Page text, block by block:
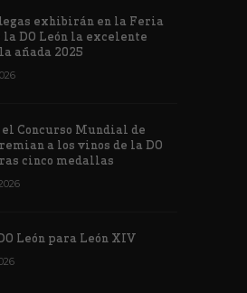
XIV
exhibirán en la Feria
la DO León la excelente
añada 2025
Concurso Mundial de
a los vinos de la DO
cinco medallas
León para León XIV